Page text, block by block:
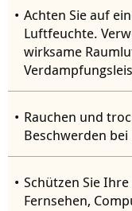
Achten Sie auf
Luftfeuchte.
wirksame
Rauchen und
Beschwerden
Schützen Sie
Fernsehen,